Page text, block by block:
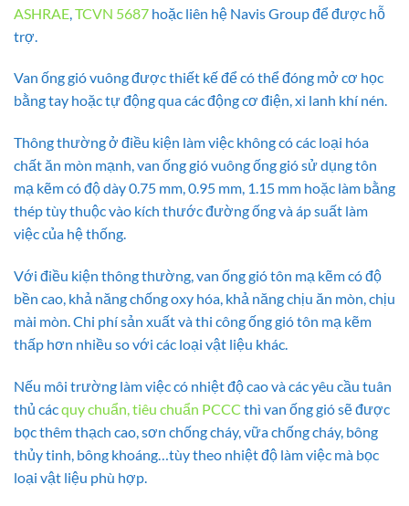
ASHRAE TCVN 5687 hoặc liên hệ Navis Group để được hỗ
trợ.
Van ống gió vuông được thiết kế để có thể đóng mở cơ học
bằng tay hoặc tự động qua các động cơ điện, xi lanh khí nén.
Thông thường ở điều kiện làm việc không có các loại hóa
chất ăn mòn mạnh, van ống gió vuông ống gió sử dụng tôn
mạ kẽm có độ dày 0.75 mm, 0.95 mm, 1.15 mm hoặc làm bằng
thép tùy thuộc vào kích thước đường ống và áp suất làm
việc của hệ thống.
Với điều kiện thông thường, van ống gió tôn mạ kẽm có độ
bền cao, khả năng chống oxy hóa, khả năng chịu ăn mòn, chịu
mài mòn. Chi phí sản xuất và thi công ống gió tôn mạ kẽm
thấp hơn nhiều so với các loại vật liệu khác.
Nếu môi trường làm việc có nhiệt độ cao và các yêu cầu tuân
thủ cácquy chuẩn, tiêu chuẩn PCCC thì van ống gió sẽ được
bọc thêm thạch cao, sơn chống cháy, vữa chống cháy, bông
thủy tinh, bông khoáng…tùy theo nhiệt độ làm việc mà bọc
loại vật liệu phù hợp.